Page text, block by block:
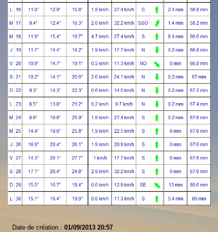
Date de création : 01/09/2013 20:57